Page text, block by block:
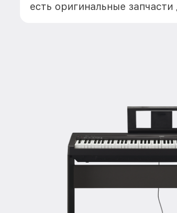
есть оригинальные